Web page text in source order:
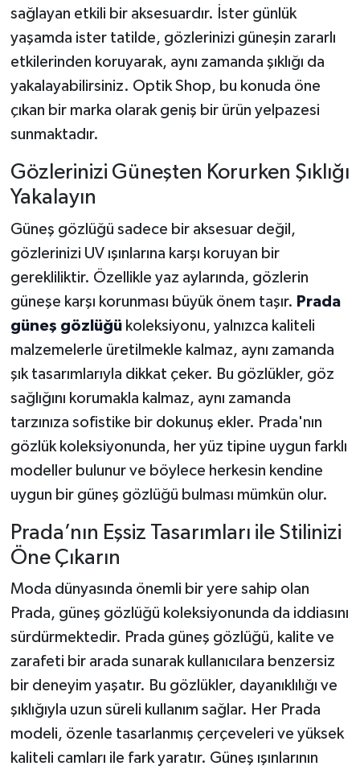
sağlayan etkili bir aksesuardır. İster günlük
yaşamda ister tatilde, gözlerinizi güneşin zararlı
etkilerinden koruyarak, aynı zamanda şıklığı da
yakalayabilirsiniz. Optik Shop, bu konuda öne
çıkan bir marka olarak geniş bir ürün yelpazesi
sunmaktadır.
Gözlerinizi Güneşten Korurken Şıklığı
Yakalayın
Güneş gözlüğü sadece bir aksesuar değil,
gözlerinizi UV ışınlarına karşı koruyan bir
gerekliliktir. Özellikle yaz aylarında, gözlerin
güneşe karşı korunması büyük önem taşır. Prada
güneş gözlüğükoleksiyonu, yalnızca kaliteli
malzemelerle üretilmekle kalmaz, aynı zamanda
şık tasarımlarıyla dikkat çeker. Bu gözlükler, göz
sağlığını korumakla kalmaz, aynı zamanda
tarzınıza sofistike bir dokunuş ekler. Prada'nın
gözlük koleksiyonunda, her yüz tipine uygun farklı
modeller bulunur ve böylece herkesin kendine
uygun bir güneş gözlüğü bulması mümkün olur.
Prada’nın Eşsiz Tasarımları ile Stilinizi
Öne Çıkarın
Moda dünyasında önemli bir yere sahip olan
Prada, güneş gözlüğü koleksiyonunda da iddiasını
sürdürmektedir. Prada güneş gözlüğü, kalite ve
zarafeti bir arada sunarak kullanıcılara benzersiz
bir deneyim yaşatır. Bu gözlükler, dayanıklılığı ve
şıklığıyla uzun süreli kullanım sağlar. Her Prada
modeli, özenle tasarlanmış çerçeveleri ve yüksek
kaliteli camları ile fark yaratır. Güneş ışınlarının
YEREL YÖNETİM
MEDYA
SEÇİM 2011
ÜÇÜNCÜ SAYFA
BİLİMNET
Yemek
SİVİL TOPLUM
KİM KİMDİR
ÇEK GÖNDER
HEDEF2020
OTOMOBİL
MİZAH
Genel
Politika
YEREL
BÖLGEDEN